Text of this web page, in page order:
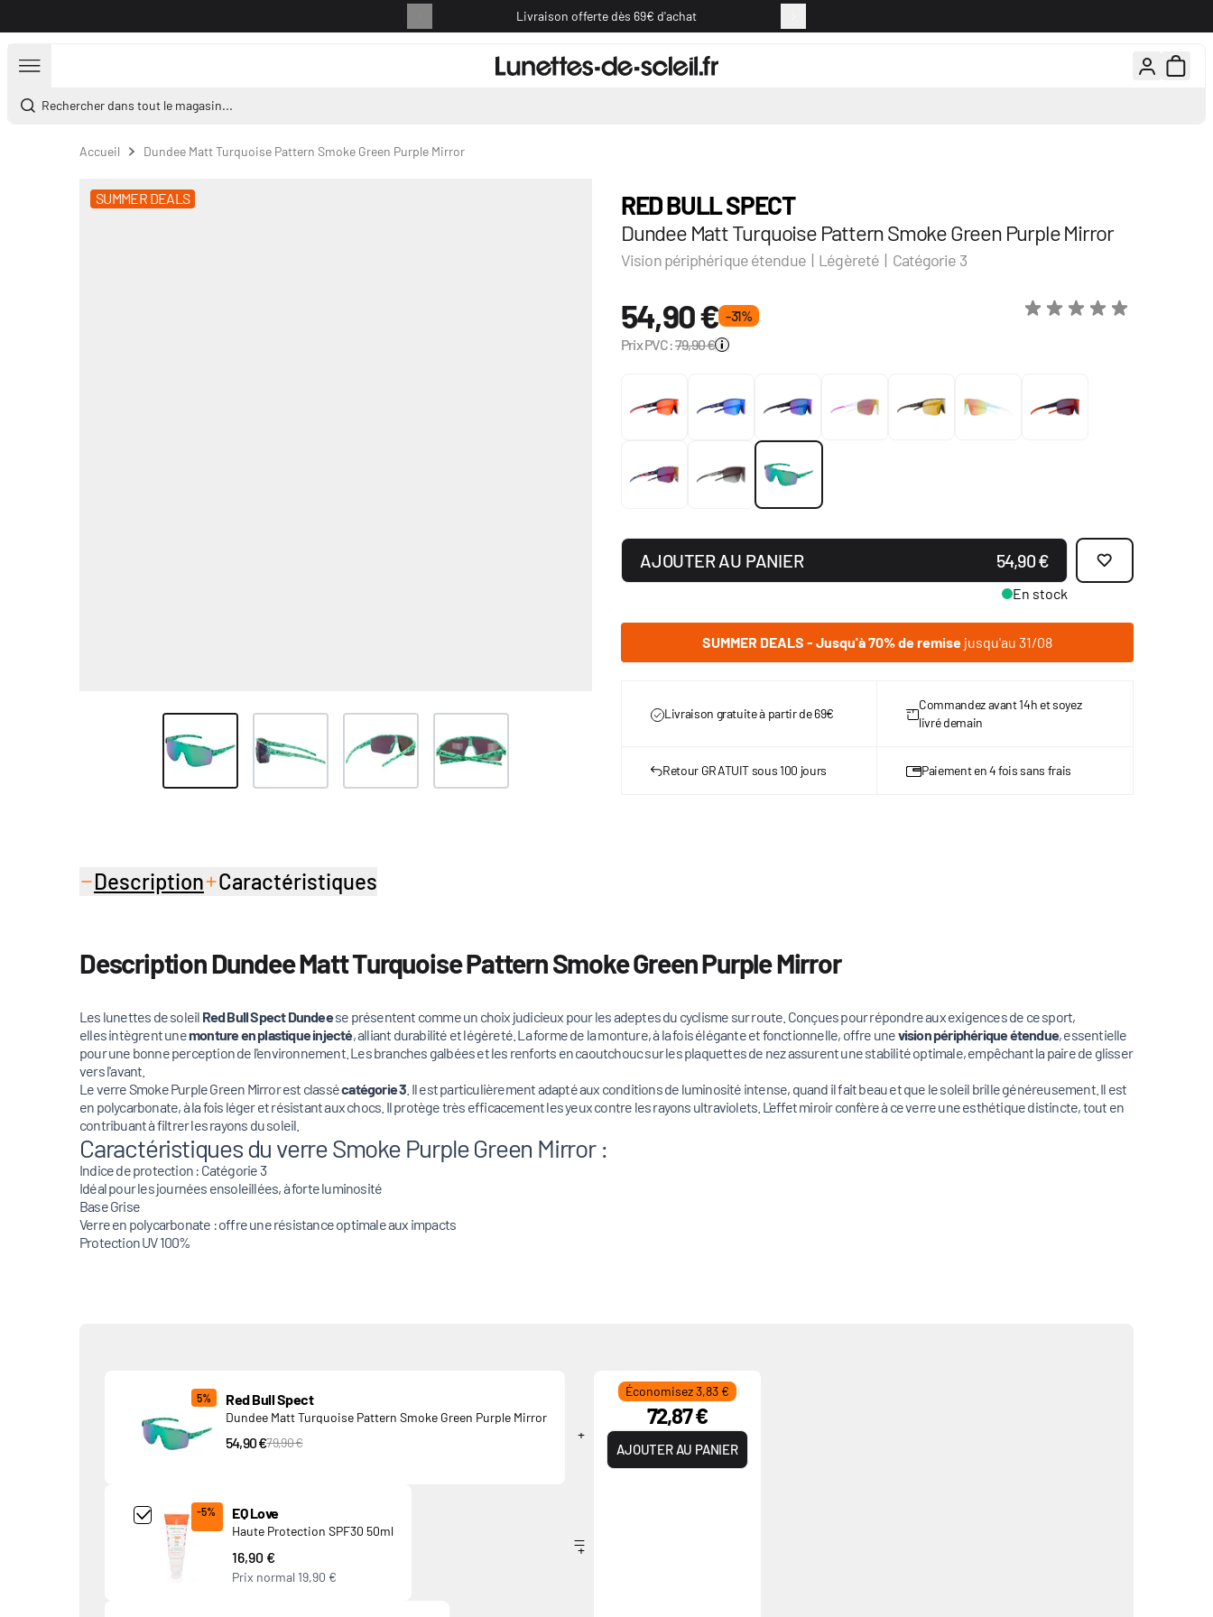
Livraison offerte dès 69€ d'achat
Rechercher dans tout le magasin...
Accueil Dundee Matt Turquoise Pattern Smoke Green Purple Mirror
SUMMER DEALS RED BULL SPECT
Dundee Matt Turquoise Pattern Smoke Green Purple Mirror
Vision périphérique étendue | Légèreté | Catégorie 3
54,90 € - 31 %
Prix PVC:79,90 €
AJOUTER AU PANIER 54,90 €
En stock
SUMMER DEALS - Jusqu'à 70% de remise jusqu'au 31/08
Livraison gratuite à partir de 69€
Commandez avant 14h et soyez
livré demain
Retour GRATUIT sous 100 jours Paiement en 4 fois sans frais
Description Caractéristiques
Description Dundee Matt Turquoise Pattern Smoke Green Purple Mirror
Les lunettes de soleil Red Bull Spect Dundeese présentent comme un choix judicieux pour les adeptes du cyclisme sur route. Conçues pour répondre aux exigences de ce sport,
elles intègrent unemonture en plastique injecté, alliant durabilité et légèreté. La forme de la monture, à la fois élégante et fonctionnelle, offre unevision périphérique étendue, essentielle
pour une bonne perception de l'environnement. Les branches galbées et les renforts en caoutchouc sur les plaquettes de nez assurent une stabilité optimale, empêchant la paire de glisser
vers l'avant.
Le verre Smoke Purple Green Mirror est classécatégorie 3 . Il est particulièrement adapté aux conditions de luminosité intense, quand il fait beau et que le soleil brille généreusement. Il est
en polycarbonate, à la fois léger et résistant aux chocs. Il protège très efficacement les yeux contre les rayons ultraviolets. L'effet miroir confère à ce verre une esthétique distincte, tout en
contribuant à filtrer les rayons du soleil.
Caractéristiques du verre Smoke Purple Green Mirror :
Indice de protection : Catégorie 3
Idéal pour les journées ensoleillées, à forte luminosité
Base Grise
Verre en polycarbonate : offre une résistance optimale aux impacts
Protection UV 100%
5% Red Bull Spect
Dundee Matt Turquoise Pattern Smoke Green Purple Mirror
54,90 €PVC Price
79,90 €
Add Product MjQ4MTk= undefined
-5% EQ Love
Haute Protection SPF30 50ml
16,90 €
Prix normal 19,90 €
Économisez 3,83 €
72,87 €
AJOUTER AU PANIER